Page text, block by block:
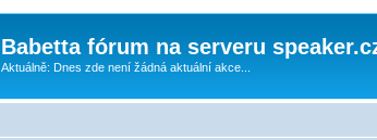
Babetta fórum na serveru
Aktuálně: Dnes zde není žádná aktuální akce...